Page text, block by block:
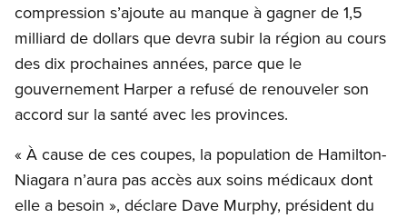
compression s’ajoute au manque à gagner de 1,5
milliard de dollars que devra subir la région au cours
des dix prochaines années, parce que le
gouvernement Harper a refusé de renouveler son
accord sur la santé avec les provinces.
« À cause de ces coupes, la population de Hamilton-
Niagara n’aura pas accès aux soins médicaux dont
elle a besoin », déclare Dave Murphy, président du